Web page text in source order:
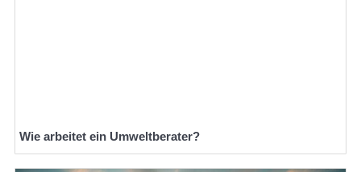
Wie arbeitet ein Umweltberater?